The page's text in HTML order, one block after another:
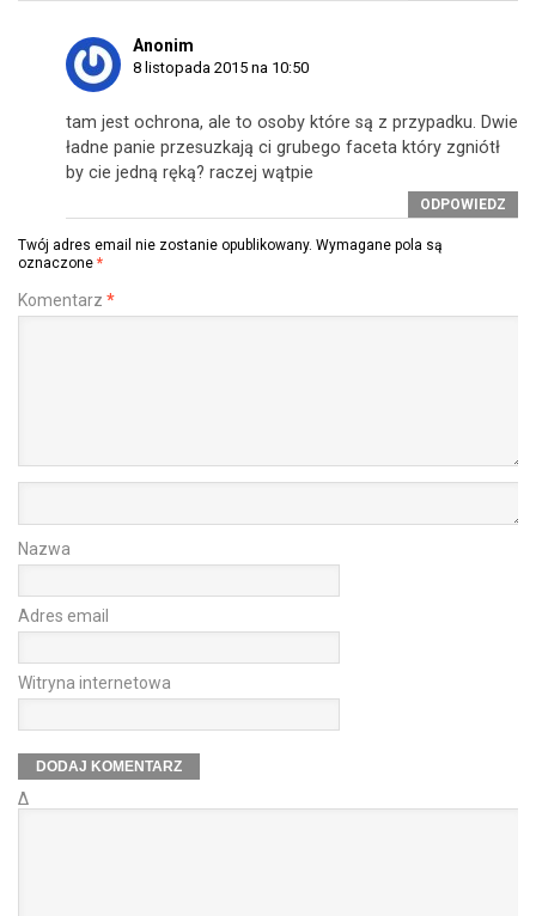
Anonim
8 listopada 2015 na 10:50
tam jest ochrona, ale to osoby które są z przypadku. Dwie
ładne panie przesuzkają ci grubego faceta który zgniótł
by cie jedną ręką? raczej wątpie
ODPOWIEDZ
Twój adres email nie zostanie opublikowany. Wymagane pola są
oznaczone *
Komentarz *
Nazwa
Adres email
Witryna internetowa
Δ